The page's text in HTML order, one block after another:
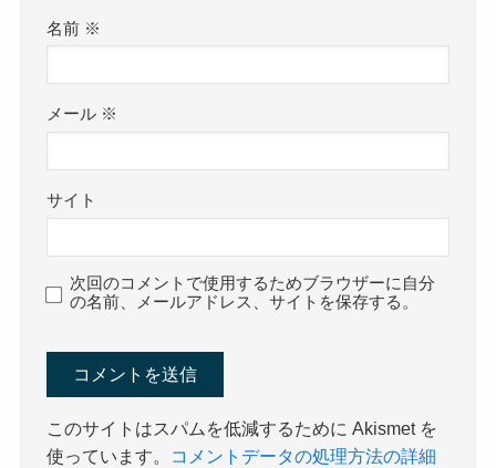
名前 ※
メール ※
サイト
次回のコメントで使用するためブラウザーに自分
の名前、メールアドレス、サイトを保存する。
このサイトはスパムを低減するために Akismet を
使っています。
コメントデータの処理方法の詳細